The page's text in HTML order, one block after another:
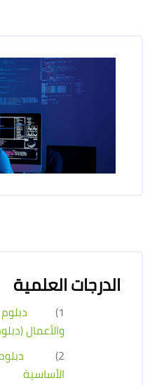
الدرجات العلمية
1)
والأعمال
2)
الأساسية